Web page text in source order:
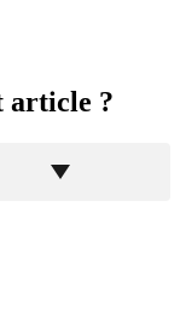
article ?